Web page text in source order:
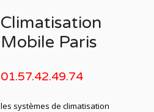
Climatisation
Mobile Paris
01.57.42.49.74
les systèmes de climatisation